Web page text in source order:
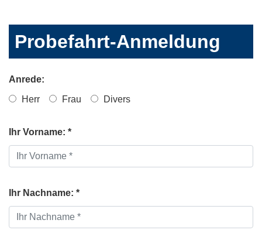
Probefahrt-Anmeldung
Anrede:
Herr
Frau Divers
Ihr Vorname: *
Ihr Nachname: *